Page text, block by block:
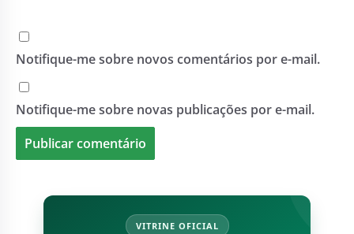
Notifique-me sobre novos comentários por e-mail.
Notifique-me sobre novas publicações por e-mail.
VITRINE OFICIAL